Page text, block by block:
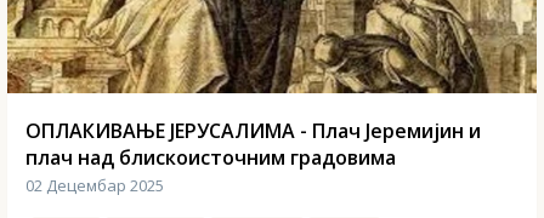
ОПЛАКИВАЊЕ ЈЕРУСАЛИМА - Плач Јеремијин и
плач над блискоисточним градовима
02 Децембар 2025